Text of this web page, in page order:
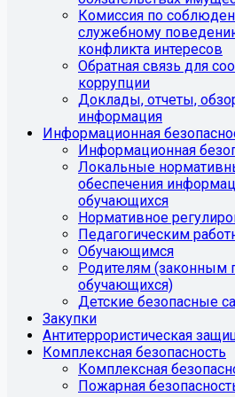
Комиссия по
служебному
конфликта интересов
Обратная связь для
коррупции
Доклады, отчеты,
информация
Информационная
Информационная
Локальные
обеспечения
обучающихся
Нормативное
Педагогическим
Обучающимся
Родителям (законным
обучающихся)
Детские безопасные
Закупки
Антитеррористическая
Комплексная безопасность
Комплексная
Пожарная